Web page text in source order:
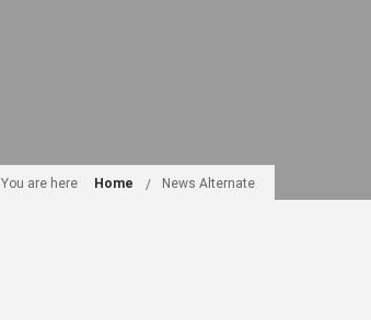
You are here Home News Alternate